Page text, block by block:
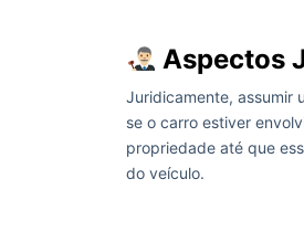
Aspectos
Juridicamente, assumir
se o carro estiver
propriedade até que
do veículo.